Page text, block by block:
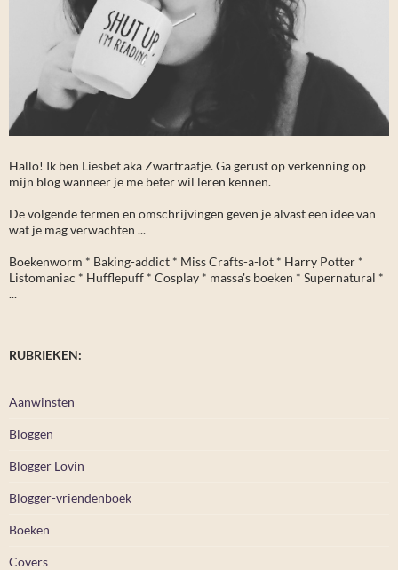
Hallo! Ik ben Liesbet aka Zwartraafje. Ga gerust op verkenning op
mijn blog wanneer je me beter wil leren kennen.
De volgende termen en omschrijvingen geven je alvast een idee van
wat je mag verwachten ...
Boekenworm * Baking-addict * Miss Crafts-a-lot * Harry Potter *
Listomaniac * Hufflepuff * Cosplay * massa's boeken * Supernatural *
...
RUBRIEKEN:
Aanwinsten
Bloggen
Blogger Lovin
Blogger-vriendenboek
Boeken
Covers